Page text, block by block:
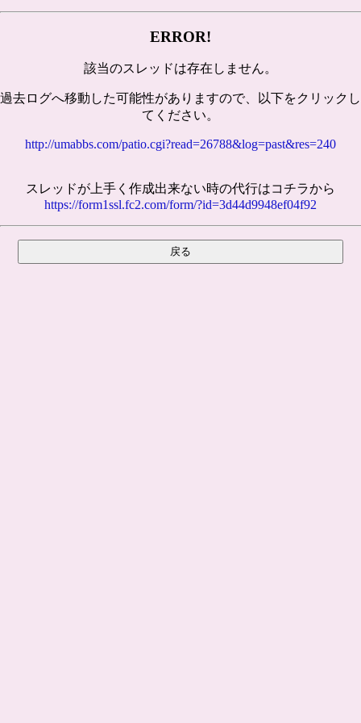
ERROR!
該当のスレッドは存在しません。
過去ログへ移動した可能性がありますので、以下をクリックし
てください。
http://umabbs.com/patio.cgi?read=26788&log=past&res=240
スレッドが上手く作成出来ない時の代行はコチラから
https://form1ssl.fc2.com/form/?id=3d44d9948ef04f92